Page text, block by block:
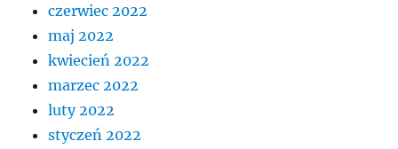
czerwiec 2022
maj 2022
kwiecień 2022
marzec 2022
luty 2022
styczeń 2022